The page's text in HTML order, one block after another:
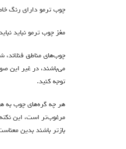
چوب ترمو دارای رنگ
مغز چوب ترمو نباید
چوب‌های مناطق فنلاند،
می‌باشند، در غیر این
توجه کنید.
هر چه گره‌های چوب به
مرغوب‌تر است، این نکته
بازتر باشند بدین